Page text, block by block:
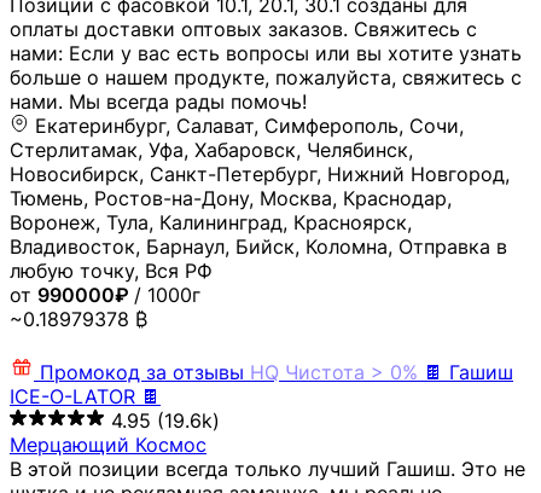
Позиции с фасовкой 10.1, 20.1, 30.1 созданы для
оплаты доставки оптовых заказов. Свяжитесь с
нами: Если у вас есть вопросы или вы хотите узнать
больше о нашем продукте, пожалуйста, свяжитесь с
нами. Мы всегда рады помочь!
Екатеринбург, Салават, Симферополь, Сочи,
Стерлитамак, Уфа, Хабаровск, Челябинск,
Новосибирск, Санкт-Петербург, Нижний Новгород,
Тюмень, Ростов-на-Дону, Москва, Краснодар,
Воронеж, Тула, Калининград, Красноярск,
Владивосток, Барнаул, Бийск, Коломна, Отправка в
любую точку, Вся РФ
от 990000₽ / 1000г
~0.18979378 ₿
Промокод за отзывы HQ Чистота > 0% 🍫 Гашиш
ICE-O-LATOR 🍫
4.95 (19.6k)
Мерцающий Космос
В этой позиции всегда только лучший Гашиш. Это не